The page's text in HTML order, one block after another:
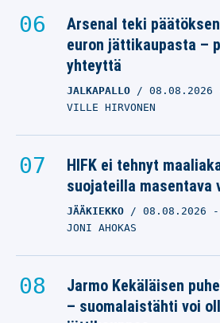
Arsenal teki
euron jättikaupasta –
yhteyttä
JALKAPALLO 08.08.2026
VILLE HIRVONEN
HIFK ei tehnyt
suojateilla masentava
JÄÄKIEKKO 08.08.2026 -
JONI AHOKAS
Jarmo Kekäläisen
– suomalaistähti voi